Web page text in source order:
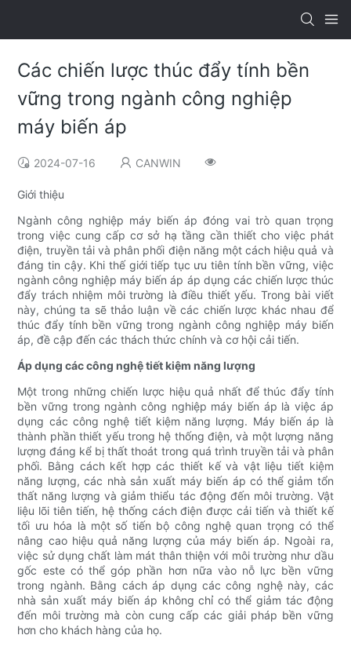
Các chiến lược thúc đẩy tính bền
vững trong ngành công nghiệp
máy biến áp
2024-07-16 CANWIN
Giới thiệu
Ngành công nghiệp máy biến áp đóng vai trò quan trọng
trong việc cung cấp cơ sở hạ tầng cần thiết cho việc phát
điện, truyền tải và phân phối điện năng một cách hiệu quả và
đáng tin cậy. Khi thế giới tiếp tục ưu tiên tính bền vững, việc
ngành công nghiệp máy biến áp áp dụng các chiến lược thúc
đẩy trách nhiệm môi trường là điều thiết yếu. Trong bài viết
này, chúng ta sẽ thảo luận về các chiến lược khác nhau để
thúc đẩy tính bền vững trong ngành công nghiệp máy biến
áp, đề cập đến các thách thức chính và cơ hội cải tiến.
Áp dụng các công nghệ tiết kiệm năng lượng
Một trong những chiến lược hiệu quả nhất để thúc đẩy tính
bền vững trong ngành công nghiệp máy biến áp là việc áp
dụng các công nghệ tiết kiệm năng lượng. Máy biến áp là
thành phần thiết yếu trong hệ thống điện, và một lượng năng
lượng đáng kể bị thất thoát trong quá trình truyền tải và phân
phối. Bằng cách kết hợp các thiết kế và vật liệu tiết kiệm
năng lượng, các nhà sản xuất máy biến áp có thể giảm tổn
thất năng lượng và giảm thiểu tác động đến môi trường. Vật
liệu lõi tiên tiến, hệ thống cách điện được cải tiến và thiết kế
tối ưu hóa là một số tiến bộ công nghệ quan trọng có thể
nâng cao hiệu quả năng lượng của máy biến áp. Ngoài ra,
việc sử dụng chất làm mát thân thiện với môi trường như dầu
gốc este có thể góp phần hơn nữa vào nỗ lực bền vững
trong ngành. Bằng cách áp dụng các công nghệ này, các
nhà sản xuất máy biến áp không chỉ có thể giảm tác động
đến môi trường mà còn cung cấp các giải pháp bền vững
hơn cho khách hàng của họ.